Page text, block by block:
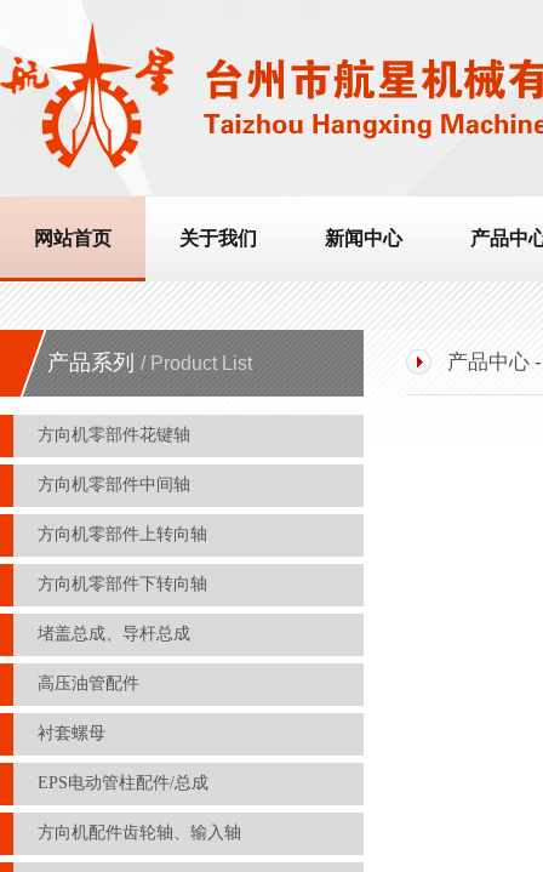
网站首页 关于我们 新闻中心 产品中
产品系列 / Product List
方向机零部件花键轴
方向机零部件中间轴
方向机零部件上转向轴
方向机零部件下转向轴
堵盖总成、导杆总成
高压油管配件
衬套螺母
EPS电动管柱配件/总成
方向机配件齿轮轴、输入轴
产品中心